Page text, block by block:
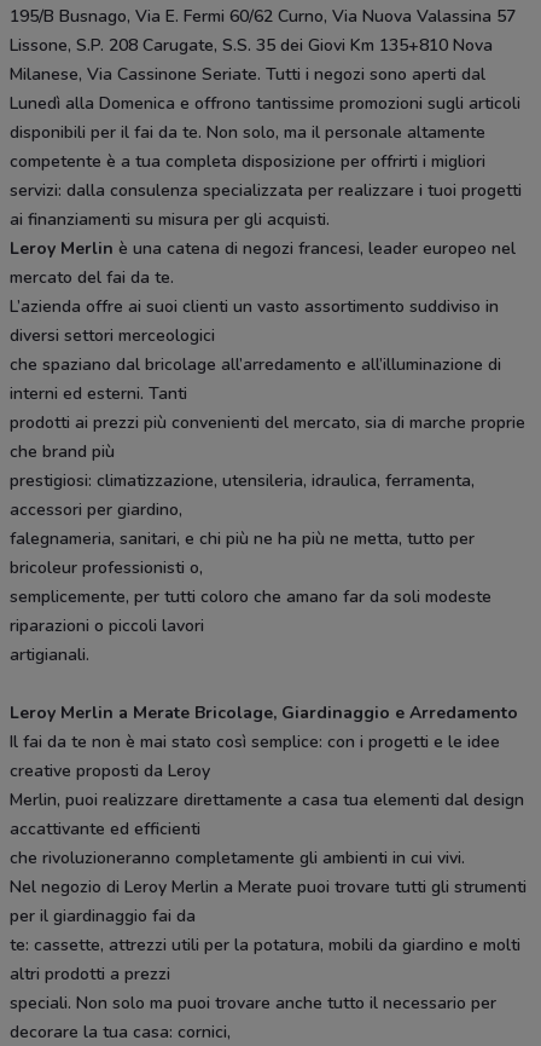
195/B Busnago, Via E. Fermi 60/62 Curno, Via Nuova Valassina 57
Lissone, S.P. 208 Carugate, S.S. 35 dei Giovi Km 135+810 Nova
Milanese, Via Cassinone Seriate. Tutti i negozi sono aperti dal
Lunedì alla Domenica e offrono tantissime promozioni sugli articoli
disponibili per il fai da te. Non solo, ma il personale altamente
competente è a tua completa disposizione per offrirti i migliori
servizi: dalla consulenza specializzata per realizzare i tuoi progetti
ai finanziamenti su misura per gli acquisti.
Leroy Merlin è una catena di negozi francesi, leader europeo nel
mercato del fai da te.
L’azienda offre ai suoi clienti un vasto assortimento suddiviso in
diversi settori merceologici
che spaziano dal bricolage all’arredamento e all’illuminazione di
interni ed esterni. Tanti
prodotti ai prezzi più convenienti del mercato, sia di marche proprie
che brand più
prestigiosi: climatizzazione, utensileria, idraulica, ferramenta,
accessori per giardino,
falegnameria, sanitari, e chi più ne ha più ne metta, tutto per
bricoleur professionisti o,
semplicemente, per tutti coloro che amano far da soli modeste
riparazioni o piccoli lavori
artigianali.
Leroy Merlin a Merate Bricolage, Giardinaggio e Arredamento
Il fai da te non è mai stato così semplice: con i progetti e le idee
creative proposti da Leroy
Merlin, puoi realizzare direttamente a casa tua elementi dal design
accattivante ed efficienti
che rivoluzioneranno completamente gli ambienti in cui vivi.
Nel negozio di Leroy Merlin a Merate puoi trovare tutti gli strumenti
per il giardinaggio fai da
te: cassette, attrezzi utili per la potatura, mobili da giardino e molti
altri prodotti a prezzi
speciali. Non solo ma puoi trovare anche tutto il necessario per
decorare la tua casa: cornici,